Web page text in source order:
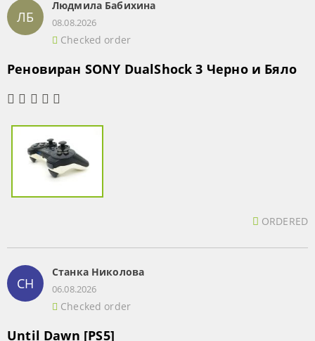
ЛБ
Людмила Бабихина
08.08.2026
Checked order
Реновиран SONY DualShock 3 Черно и Бяло
ORDERED
СН
Станка Николова
06.08.2026
Checked order
Until Dawn [PS5]